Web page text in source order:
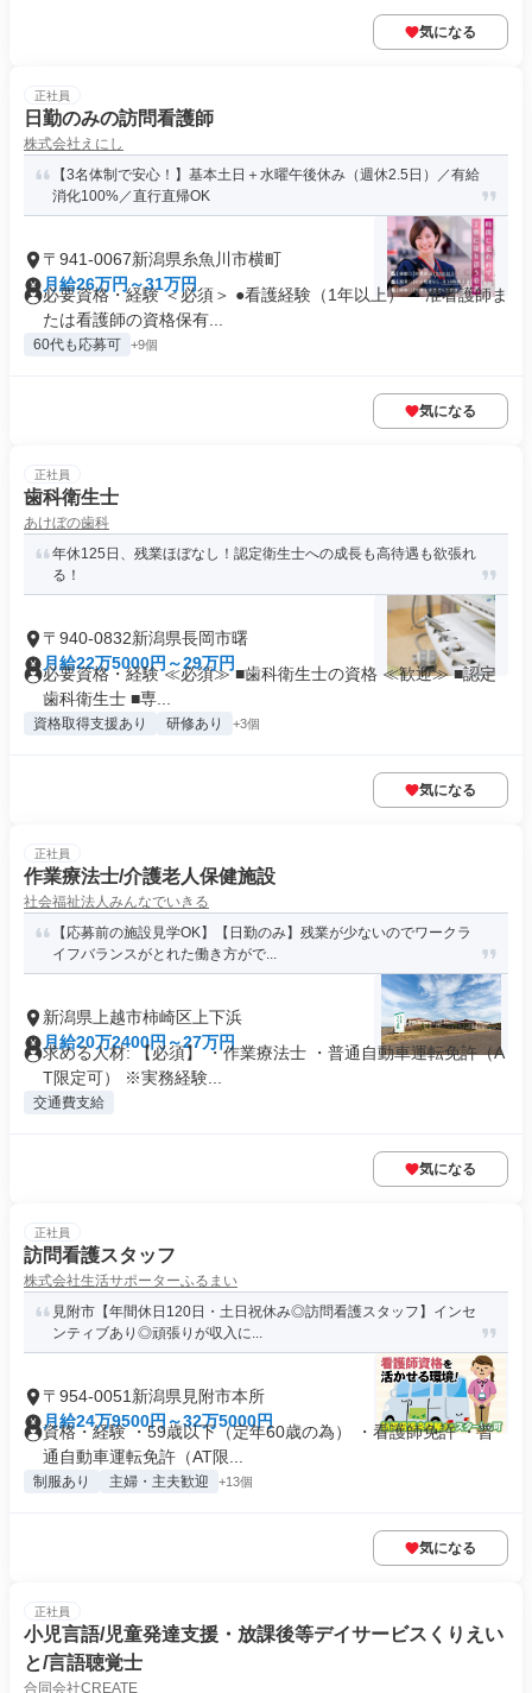
気になる
正社員
日勤のみの訪問看護師
株式会社えにし
【3名体制で安心！】基本土日＋水曜午後休み（週休2.5日）／有給
消化100%／直行直帰OK
〒941-0067新潟県糸魚川市横町
月給26万円～31万円
必要資格・経験 ＜必須＞ ●看護経験（1年以上） ・准看護師ま
たは看護師の資格保有...
60代も応募可 +9個
気になる
正社員
歯科衛生士
あけぼの歯科
年休125日、残業ほぼなし！認定衛生士への成長も高待遇も欲張れ
る！
〒940-0832新潟県長岡市曙
月給22万5000円～29万円
必要資格・経験 ≪必須≫ ■歯科衛生士の資格 ≪歓迎≫ ■認定
歯科衛生士 ■専...
資格取得支援あり 研修あり +3個
気になる
正社員
作業療法士/介護老人保健施設
社会福祉法人みんなでいきる
【応募前の施設見学OK】【日勤のみ】残業が少ないのでワークラ
イフバランスがとれた働き方がで...
新潟県上越市柿崎区上下浜
月給20万2400円～27万円
求める人材: 【必須】 ・作業療法士 ・普通自動車運転免許（A
T限定可） ※実務経験...
交通費支給
気になる
正社員
訪問看護スタッフ
株式会社生活サポーターふるまい
見附市【年間休日120日・土日祝休み◎訪問看護スタッフ】インセ
ンティブあり◎頑張りが収入に...
〒954-0051新潟県見附市本所
月給24万9500円～32万5000円
資格・経験 ・59歳以下（定年60歳の為） ・看護師免許 ・普
通自動車運転免許（AT限...
制服あり 主婦・主夫歓迎 +13個
気になる
正社員
小児言語/児童発達支援・放課後等デイサービスくりえい
と/言語聴覚士
合同会社CREATE